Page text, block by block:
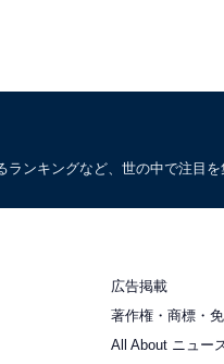
ンキングなど、世の中で注目を
広告掲載
著作権・商標・
All About ニュー